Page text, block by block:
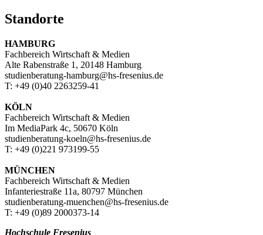
Standorte
HAMBURG
Fachbereich Wirtschaft & Medien
Alte Rabenstraße 1, 20148 Hamburg
studienberatung-hamburg@hs-fresenius.de
T: +49 (0)40 2263259-41
KÖLN
Fachbereich Wirtschaft & Medien
Im MediaPark 4c, 50670 Köln
studienberatung-koeln@hs-fresenius.de
T: +49 (0)221 973199-55
MÜNCHEN
Fachbereich Wirtschaft & Medien
Infanteriestraße 11a, 80797 München
studienberatung-muenchen@hs-fresenius.de
T: +49 (0)89 2000373-14
Hochschule Fresenius